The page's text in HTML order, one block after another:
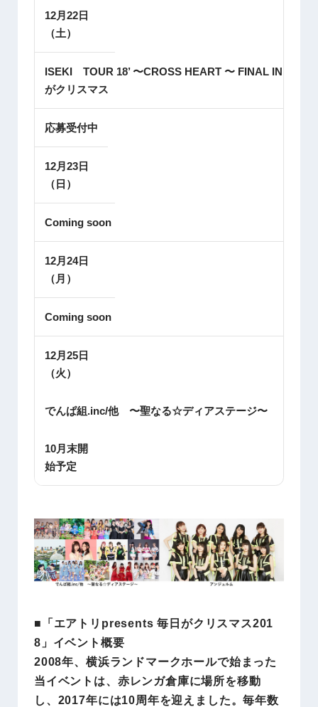
12月22日
（土）
ISEKI TOUR 18’ 〜CROSS HEART 〜 FINAL IN 毎日
がクリスマス
応募受付中
12月23日
（日）
Coming soon
12月24日
（月）
Coming soon
12月25日
（火）
でんぱ組.inc/他 〜聖なる☆ディアステージ〜
10月末開
始予定
■「エアトリpresents 毎日がクリスマス201
8」イベント概要
2008年、横浜ランドマークホールで始まった
当イベントは、赤レンガ倉庫に場所を移動
し、2017年には10周年を迎えました。毎年数